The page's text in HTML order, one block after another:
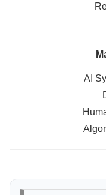
AI